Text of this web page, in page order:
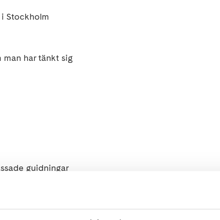
Stockholm
man har tänkt sig
guidningar